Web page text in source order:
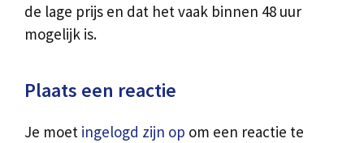
de lage prijs en dat het vaak binnen 48 uur
mogelijk is.
Plaats een reactie
Je moet ingelogd zijn op om een reactie te